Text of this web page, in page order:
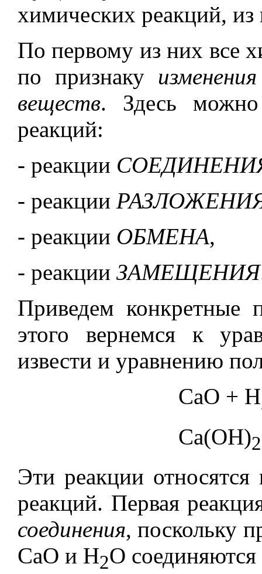
химических реакций,
По первому из них все
по признаку
веществ. Здесь
реакций:
- реакции
- реакции
- реакции ОБМЕНА,
- реакции ЗАМЕЩЕНИЯ
Приведем конкретные
этого вернемся к
извести и уравнению
СаО + Н
Са(ОН)2
Эти реакции
реакций. Первая
соединения, поскольку
СаО и Н2О